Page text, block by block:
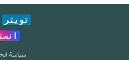
تويتر
سياسة